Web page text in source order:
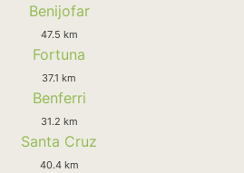
Benijofar
47.5 km
Fortuna
37.1 km
Benferri
31.2 km
Santa Cruz
40.4 km